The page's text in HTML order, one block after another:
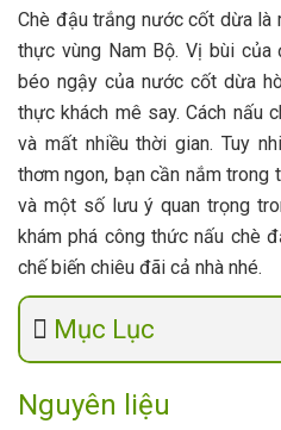
Chè đậu trắng nước cốt dừa là
thực vùng Nam Bộ. Vị bùi của
béo ngậy của nước cốt dừa
thực khách mê say. Cách nấu
và mất nhiều thời gian. Tuy
thơm ngon, bạn cần nắm trong
và một số lưu ý quan trọng
khám phá công thức nấu chè
chế biến chiêu đãi cả nhà nhé.
Mục Lục
Nguyên liệu